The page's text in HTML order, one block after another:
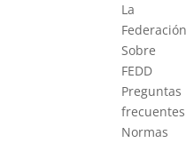
La
Federación
Sobre
FEDD
Preguntas
frecuentes
Normas